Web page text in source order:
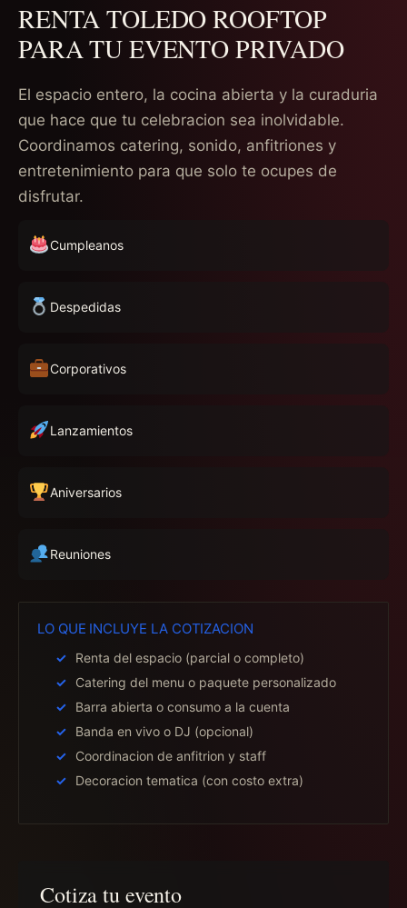
RENTA TOLEDO ROOFTOP
PARA TU EVENTO PRIVADO
El espacio entero, la cocina abierta y la curaduria
que hace que tu celebracion sea inolvidable.
Coordinamos catering, sonido, anfitriones y
entretenimiento para que solo te ocupes de
disfrutar.
Cumpleanos
Despedidas
Corporativos
Lanzamientos
Aniversarios
Reuniones
LO QUE INCLUYE LA COTIZACION
Renta del espacio (parcial o completo)
Catering del menu o paquete personalizado
Barra abierta o consumo a la cuenta
Banda en vivo o DJ (opcional)
Coordinacion de anfitrion y staff
Decoracion tematica (con costo extra)
Cotiza tu evento